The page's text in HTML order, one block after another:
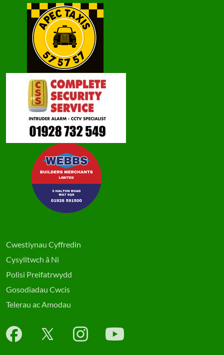
Cwestiynau Cyffredin
Cysylltwch â Ni
Polisi Preifatrwydd
Gosodiadau Cwcis
Telerau ac Amodau